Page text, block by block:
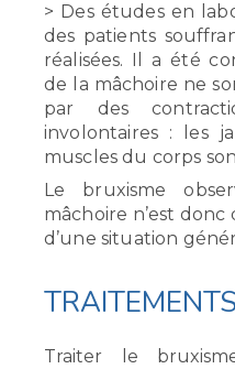
> Des études en
des patients
réalisées. Il a été
de la mâchoire ne
par des
involontaires : les
muscles du corps
Le bruxisme
mâchoire n’est donc
d’une situation
Traiter le